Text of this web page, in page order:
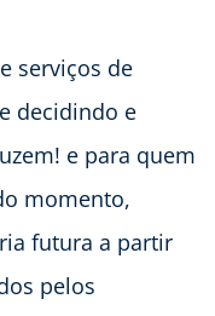
serviços de
decidindo e
e para quem
momento,
futura a partir
pelos